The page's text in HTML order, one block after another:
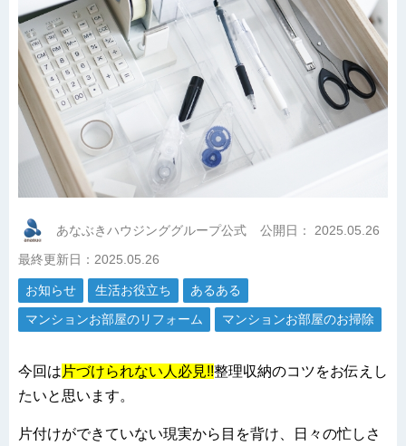
あなぶきハウジンググループ公式 公開日： 2025.05.26
最終更新日：2025.05.26
お知らせ 生活お役立ち
あるある
マンションお部屋のリフォーム
マンションお部屋のお掃除
今回は 片づけられない人必見!!整理収納のコツをお伝えし
たいと思います。
片付けができていない現実から目を背け、日々の忙しさ